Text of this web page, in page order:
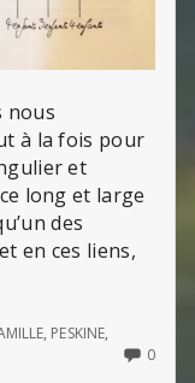
nous
à la fois pour
et
long et large
des
en ces liens,
, PESKINE,
0NO